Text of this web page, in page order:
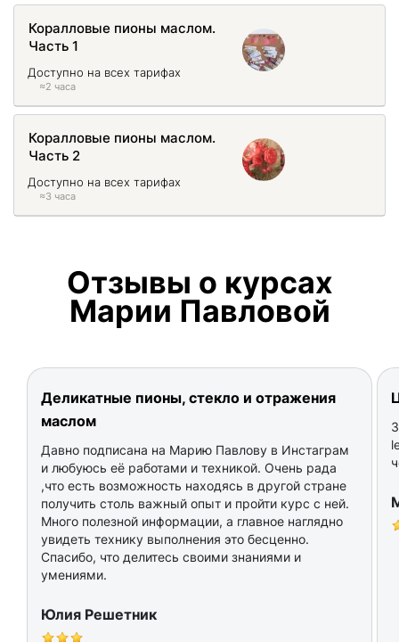
Коралловые пионы маслом.
Часть 1
Доступно на всех тарифах
≈2 часа
Коралловые пионы маслом.
Часть 2
Доступно на всех тарифах
≈3 часа
Отзывы о курсах
Марии Павловой
Деликатные пионы, стекло и отражения
маслом
Давно подписана на Марию Павлову в Инстаграм
и любуюсь её работами и техникой. Очень рада
,что есть возможность находясь в другой стране
получить столь важный опыт и пройти курс с ней.
Много полезной информации, а главное наглядно
увидеть технику выполнения это бесценно.
Спасибо, что делитесь своими знаниями и
умениями.
Юлия Решетник